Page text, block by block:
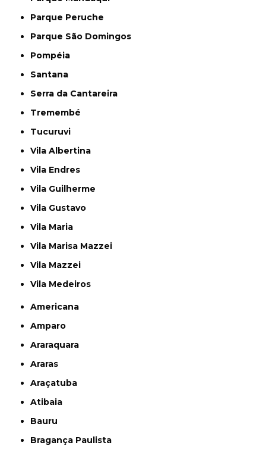
Parque Peruche
Parque São Domingos
Pompéia
Santana
Serra da Cantareira
Tremembé
Tucuruvi
Vila Albertina
Vila Endres
Vila Guilherme
Vila Gustavo
Vila Maria
Vila Marisa Mazzei
Vila Mazzei
Vila Medeiros
Americana
Amparo
Araraquara
Araras
Araçatuba
Atibaia
Bauru
Bragança Paulista